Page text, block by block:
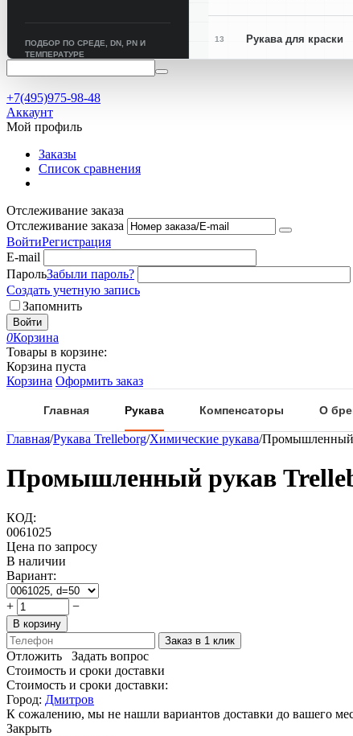
ПОДБОР ПО СРЕДЕ, DN, PN И
ТЕМПЕРАТУРЕ
13 Рукава для краски
+7(495)975-98-48
Аккаунт
Мой профиль
Заказы
Список сравнения
Отслеживание заказа
Отслеживание заказа
ВойтиРегистрация
E-mail
ПарольЗабыли пароль?
Создать учетную запись
Запомнить
Войти
0Корзина
Товары в корзине:
Корзина пуста
Корзина Оформить заказ
Главная Рукава Компенсаторы О
Главная/Рукава Trelleborg/Химические рукава/Промышленный
Промышленный рукав
КОД:
0061025
Цена по запросу
В наличии
Вариант:
+ −
В корзину
Заказ в 1 клик
Отложить
Задать вопрос
Стоимость и сроки доставки
Стоимость и сроки доставки:
Город: Дмитров
К сожалению, мы не нашли вариантов доставки до вашего
Закрыть